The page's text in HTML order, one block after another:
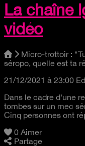
La chaîne
vidéo
Micro-trottoir :
séropo, quelle est ta
21/12/2021 à 23:00
Dans le cadre d'une
tombes sur un mec
Cinq personnes ont
0 Aimer
Partage